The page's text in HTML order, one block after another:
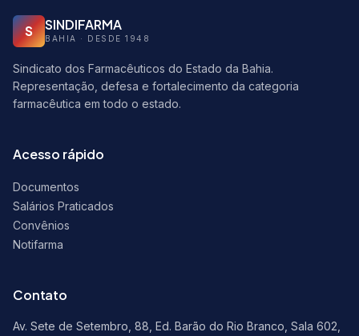
S SINDIFARMA
BAHIA · DESDE 1948
Sindicato dos Farmacêuticos do Estado da Bahia.
Representação, defesa e fortalecimento da categoria
farmacêutica em todo o estado.
Acesso rápido
Documentos
Salários Praticados
Convênios
Notifarma
Contato
Av. Sete de Setembro, 88, Ed. Barão do Rio Branco, Sala 602,